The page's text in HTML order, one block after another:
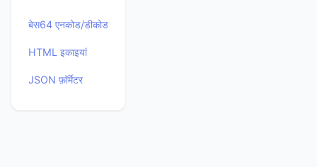
बेस64 एनकोड/डीकोड
HTML इकाइयां
JSON फ़ॉर्मेटर